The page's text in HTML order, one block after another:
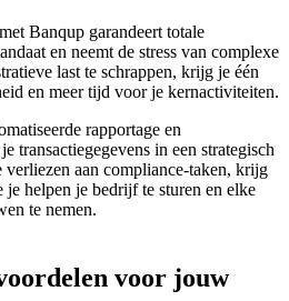
Banqup garandeert totale
en neemt de stress van complexe
last te schrappen, krijg je één
en meer tijd voor je kernactiviteiten.
rapportage en
transactiegegevens in een strategisch
aan compliance-taken, krijg
helpen je bedrijf te sturen en elke
te nemen.
voor jouw